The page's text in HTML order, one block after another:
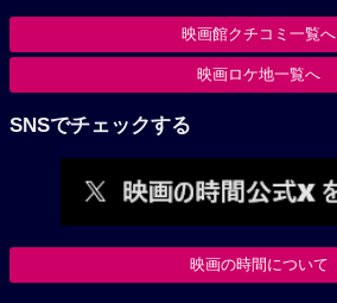
映画館クチコミ一覧へ
映画ロケ地一覧へ
SNSでチェックする
映画の時間について